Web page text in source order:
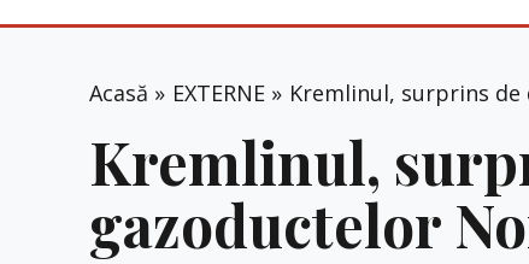
Acasă EXTERNE Kremlinul, surprins
Kremlinul,
gazoductelor